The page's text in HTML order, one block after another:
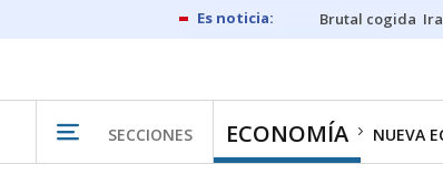
Brutal cogida
SECCIONES ECONOMÍA NUEVA